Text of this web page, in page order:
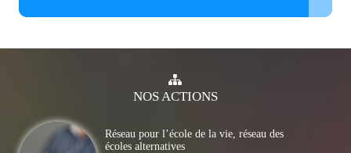
NOSACTIONS
Réseau pour l’école de la vie, réseau des
écoles alternatives